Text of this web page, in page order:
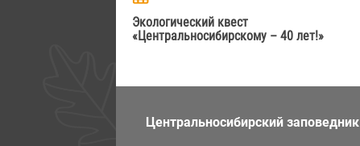
Экологический квест
«Центральносибирскому – 40 лет!»
Центральносибирский заповедник